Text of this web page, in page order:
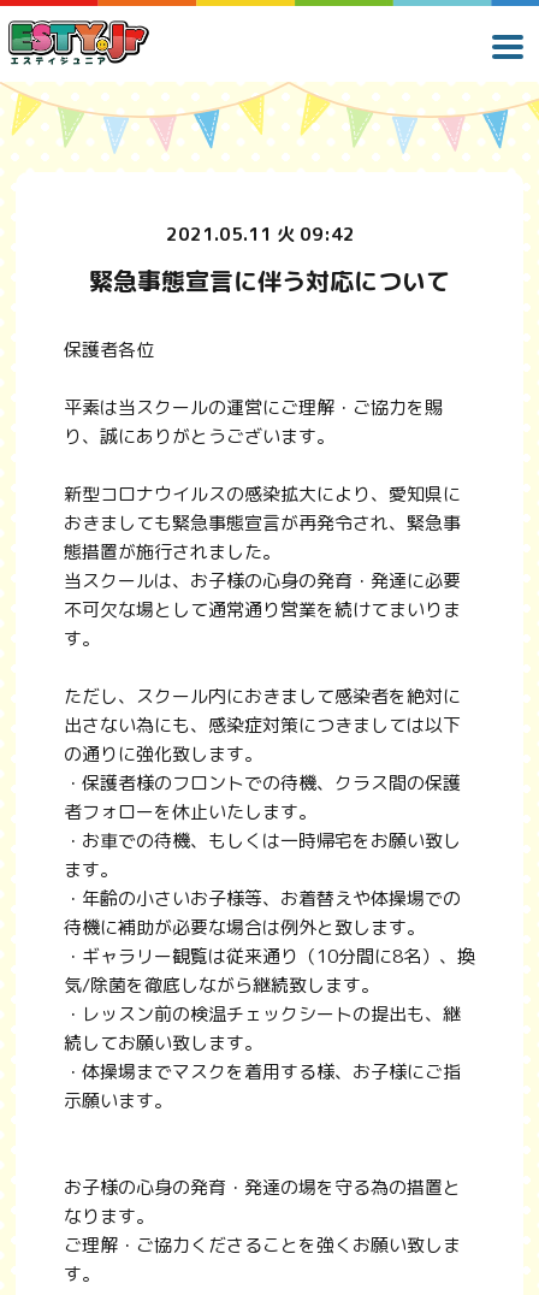
2021.05.11 火 09:42
緊急事態宣言に伴う対応について
保護者各位
平素は当スクールの運営にご理解・ご協力を賜
り、誠にありがとうございます。
新型コロナウイルスの感染拡大により、愛知県に
おきましても緊急事態宣言が再発令され、緊急事
態措置が施行されました。
当スクールは、お子様の心身の発育・発達に必要
不可欠な場として通常通り営業を続けてまいりま
す。
ただし、スクール内におきまして感染者を絶対に
出さない為にも、感染症対策につきましては以下
の通りに強化致します。
・保護者様のフロントでの待機、クラス間の保護
者フォローを休止いたします。
・お車での待機、もしくは一時帰宅をお願い致し
ます。
・年齢の小さいお子様等、お着替えや体操場での
待機に補助が必要な場合は例外と致します。
・ギャラリー観覧は従来通り（10分間に8名）、換
気/除菌を徹底しながら継続致します。
・レッスン前の検温チェックシートの提出も、継
続してお願い致します。
・体操場までマスクを着用する様、お子様にご指
示願います。
お子様の心身の発育・発達の場を守る為の措置と
なります。
ご理解・ご協力くださることを強くお願い致しま
す。